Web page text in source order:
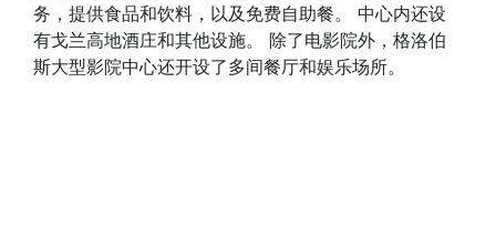
务，提供食品和饮料，以及免费自助餐。 中心内还设
有戈兰高地酒庄和其他设施。 除了电影院外，格洛伯
斯大型影院中心还开设了多间餐厅和娱乐场所。